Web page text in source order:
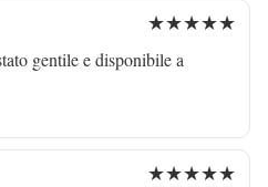
★★★★★
gentile e disponibile a
★★★★★